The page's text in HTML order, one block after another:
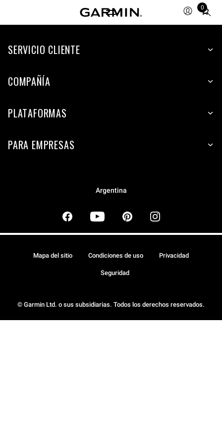
0
Total
items
cart:
SERVICIO CLIENTE
COMPAÑÍA
PLATAFORMAS
PARA EMPRESAS
Argentina
© Garmin Ltd. o sus subsidiarias. Todos los derechos reservados.
Mapa del sitio Condiciones de uso Privacidad
Seguridad